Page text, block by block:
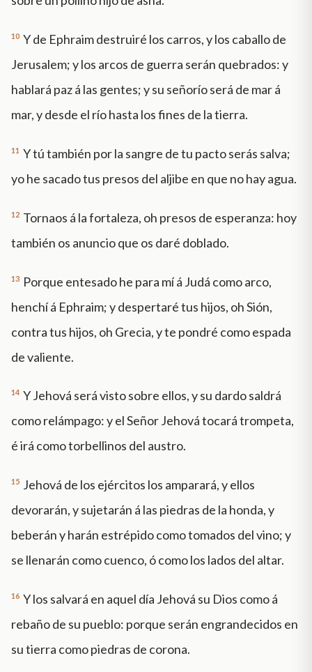
10 Y de Ephraim destruiré los carros, y los caballo de
Jerusalem; y los arcos de guerra serán quebrados: y
hablará paz á las gentes; y su señorío será de mar á
mar, y desde el río hasta los fines de la tierra.
11 Y tú también por la sangre de tu pacto serás salva;
yo he sacado tus presos del aljibe en que no hay agua.
12 Tornaos á la fortaleza, oh presos de esperanza: hoy
también os anuncio que os daré doblado.
13 Porque entesado he para mí á Judá como arco,
henchí á Ephraim; y despertaré tus hijos, oh Sión,
contra tus hijos, oh Grecia, y te pondré como espada
de valiente.
14 Y Jehová será visto sobre ellos, y su dardo saldrá
como relámpago: y el Señor Jehová tocará trompeta,
é irá como torbellinos del austro.
15 Jehová de los ejércitos los amparará, y ellos
devorarán, y sujetarán á las piedras de la honda, y
beberán y harán estrépido como tomados del vino; y
se llenarán como cuenco, ó como los lados del altar.
16 Y los salvará en aquel día Jehová su Dios como á
rebaño de su pueblo: porque serán engrandecidos en
su tierra como piedras de corona.